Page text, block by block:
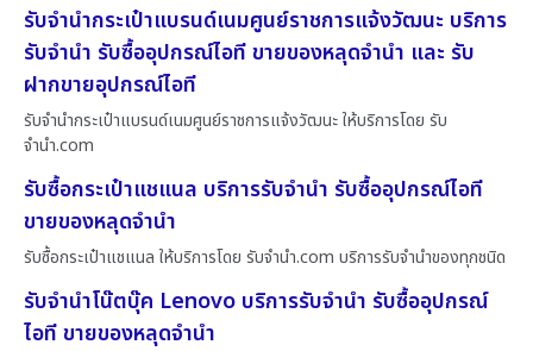
รับจำนำกระเป๋าแบรนด์เนมศูนย์ราชการแจ้งวัฒนะ บริการ
รับจำนำ รับซื้ออุปกรณ์ไอที ขายของหลุดจำนำ และ รับ
ฝากขายอุปกรณ์ไอที
รับจำนำกระเป๋าแบรนด์เนมศูนย์ราชการแจ้งวัฒนะ ให้บริการโดย รับ
จํานํา.com
รับซื้อกระเป๋าแชแนล บริการรับจำนำ รับซื้ออุปกรณ์ไอที
ขายของหลุดจำนำ
รับซื้อกระเป๋าแชแนล ให้บริการโดย รับจํานํา.com บริการรับจำนำของทุกชนิด
รับจำนำโน๊ตบุ๊ค Lenovo บริการรับจำนำ รับซื้ออุปกรณ์
ไอที ขายของหลุดจำนำ